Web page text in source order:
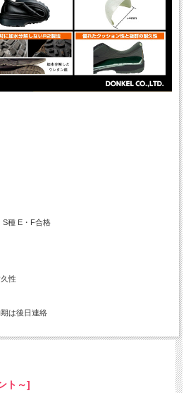
E・F合格
性
は後日連絡
ト～]